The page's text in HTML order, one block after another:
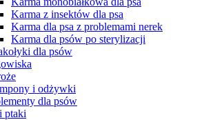
Karma z insektów dla psa
Karma dla psa z problemami nerek
Karma dla psów po sterylizacji
dla psów
i odżywki
dla psów
ptaki